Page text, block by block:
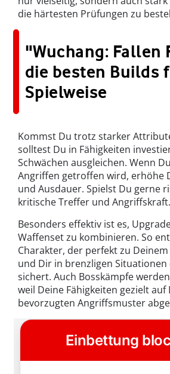
die härtesten Prüfungen zu
"Wuchang: Fallen
die besten Builds
Spielweise
Kommst Du trotz starker
solltest Du in Fähigkeiten
Schwächen ausgleichen. Wenn
Angriffen getroffen wird, erhöhe
und Ausdauer. Spielst Du gerne
kritische Treffer und Angriffskraft.
Besonders effektiv ist es,
Waffenset zu kombinieren. So
Charakter, der perfekt zu
und Dir in brenzligen Situationen
sichert. Auch Bosskämpfe
weil Deine Fähigkeiten gezielt auf
bevorzugten Angriffsmuster